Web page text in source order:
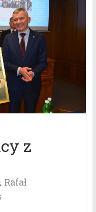
z
Rafał